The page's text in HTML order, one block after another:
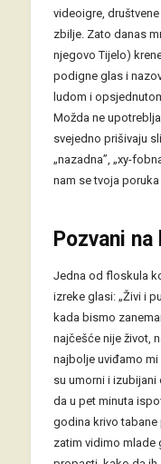
videoigre,
zbilje. Zato danas
njegovo Tijelo)
podigne glas i
ludom i
Možda ne
svejedno prišivaju
„nazadna”, „xy-
nam se tvoja
Pozvani na
Jedna od floskula
izreke glasi: „Živi i
kada bismo
najčešće nije život,
najbolje uviđamo
su umorni i izubijani
da u pet minuta
godina krivo tabane
zatim vidimo mlade